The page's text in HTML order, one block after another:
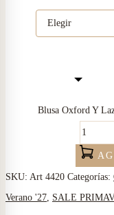
Blusa Oxford Y
SKU: Art 4420 Categorías:
Verano '27, SALE